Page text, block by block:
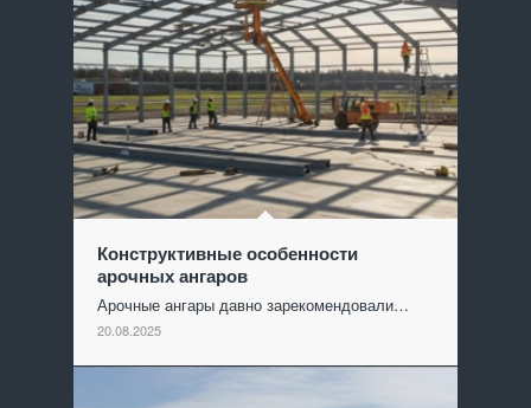
Конструктивные особенности
арочных ангаров
Арочные ангары давно зарекомендовали…
20.08.2025